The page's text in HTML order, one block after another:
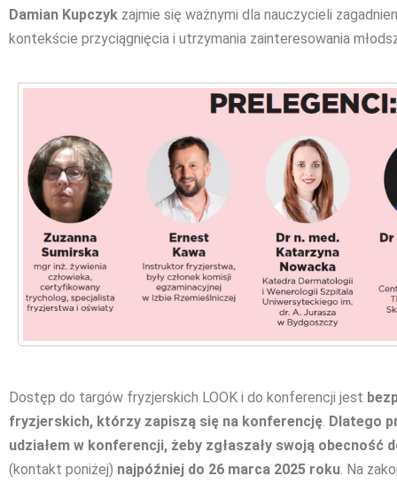
Damian Kupczyk zajmie się ważnymi dla nauczycieli
kontekście przyciągnięcia i utrzymania zainteresowania
Dostęp do targów fryzjerskich LOOK i do konferencji jest
fryzjerskich, którzy zapiszą się na konferencję. Dlatego
udziałem w konferencji, żeby zgłaszały swoją obecność
(kontakt poniżej) najpóźniej do 26 marca 2025 roku. Na